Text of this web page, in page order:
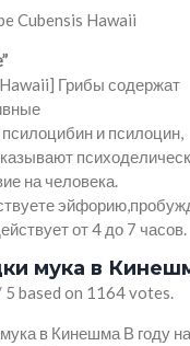
Грибы содержат
и псилоцин,
на человека.
от 4 до 7 часов.
мука в
5 based on 1164 votes.
в Кинешма В году на